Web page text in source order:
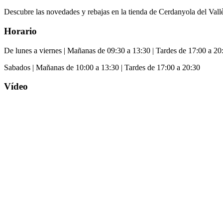
Descubre las novedades y rebajas en la tienda de Cerdanyola del
Horario
De lunes a viernes | Mañanas de 09:30 a 13:30 | Tardes de 17:00 a
Sabados | Mañanas de 10:00 a 13:30 | Tardes de 17:00 a 20:30
Vídeo